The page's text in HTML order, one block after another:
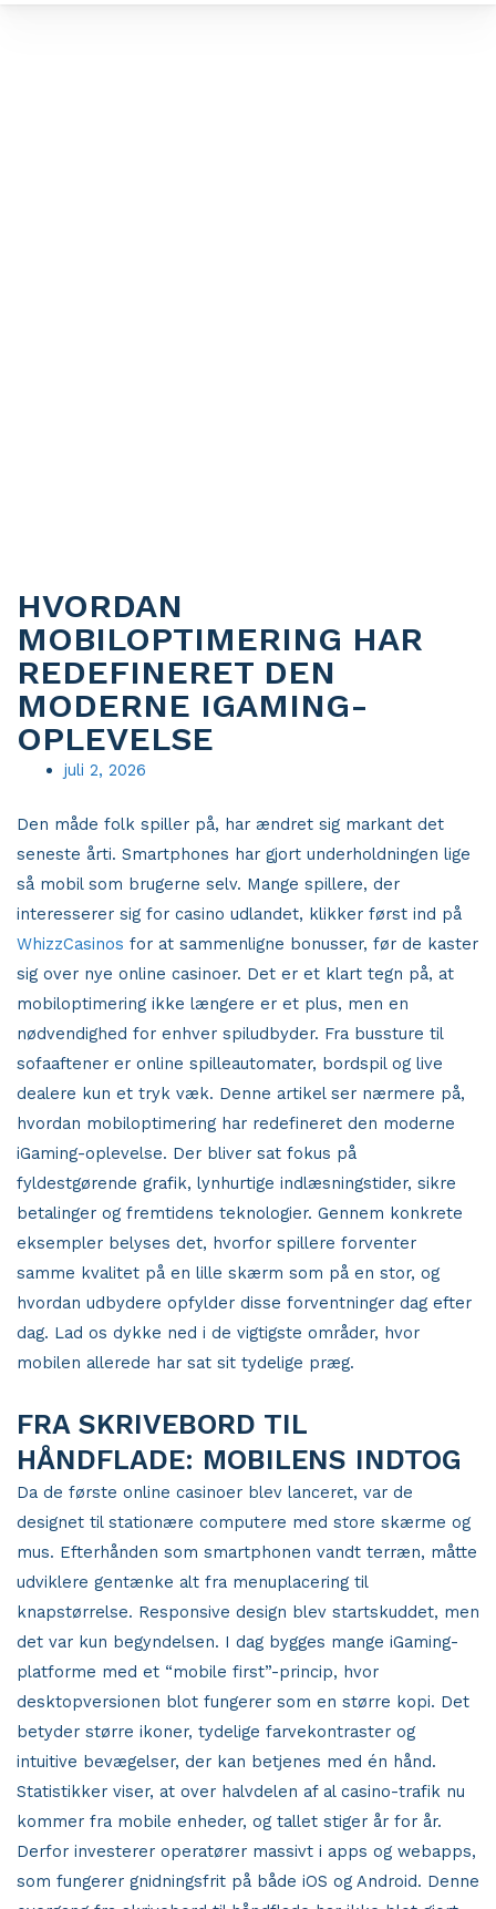
HVORDAN
MOBILOPTIMERING HAR
REDEFINERET DEN
MODERNE IGAMING-
OPLEVELSE
juli 2, 2026
Den måde folk spiller på, har ændret sig markant det
seneste årti. Smartphones har gjort underholdningen lige
så mobil som brugerne selv. Mange spillere, der
interesserer sig for casino udlandet, klikker først ind på
WhizzCasinos for at sammenligne bonusser, før de kaster
sig over nye online casinoer. Det er et klart tegn på, at
mobiloptimering ikke længere er et plus, men en
nødvendighed for enhver spiludbyder. Fra bussture til
sofaaftener er online spilleautomater, bordspil og live
dealere kun et tryk væk. Denne artikel ser nærmere på,
hvordan mobiloptimering har redefineret den moderne
iGaming-oplevelse. Der bliver sat fokus på
fyldestgørende grafik, lynhurtige indlæsningstider, sikre
betalinger og fremtidens teknologier. Gennem konkrete
eksempler belyses det, hvorfor spillere forventer
samme kvalitet på en lille skærm som på en stor, og
hvordan udbydere opfylder disse forventninger dag efter
dag. Lad os dykke ned i de vigtigste områder, hvor
mobilen allerede har sat sit tydelige præg.
FRA SKRIVEBORD TIL
HÅNDFLADE: MOBILENS INDTOG
Da de første online casinoer blev lanceret, var de
designet til stationære computere med store skærme og
mus. Efterhånden som smartphonen vandt terræn, måtte
udviklere gentænke alt fra menuplacering til
knapstørrelse. Responsive design blev startskuddet, men
det var kun begyndelsen. I dag bygges mange iGaming-
platforme med et “mobile first”-princip, hvor
desktopversionen blot fungerer som en større kopi. Det
betyder større ikoner, tydelige farvekontraster og
intuitive bevægelser, der kan betjenes med én hånd.
Statistikker viser, at over halvdelen af al casino-trafik nu
kommer fra mobile enheder, og tallet stiger år for år.
Derfor investerer operatører massivt i apps og webapps,
som fungerer gnidningsfrit på både iOS og Android. Denne